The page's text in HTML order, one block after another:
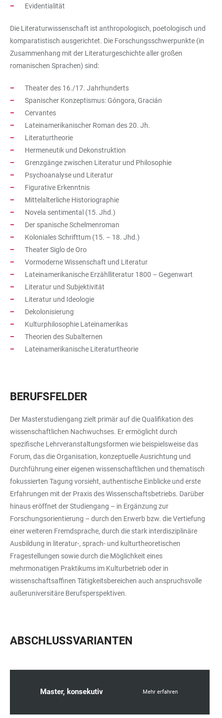
Evidentialität
Die Literaturwissenschaft ist anthropologisch, poetologisch und
komparatistisch ausgerichtet. Die Forschungsschwerpunkte (in
Zusammenhang mit der Literaturgeschichte aller großen
romanischen Sprachen) sind:
Theater des 16./17. Jahrhunderts
Spanischer Konzeptismus: Góngora, Gracián
Cervantes
Lateinamerikanischer Roman des 20. Jh.
Literaturtheorie
Hermeneutik und Dekonstruktion
Grenzgänge zwischen Literatur und Philosophie
Psychoanalyse und Literatur
Figurative Erkenntnis
Mittelalterliche Historiographie
Novela sentimental (15. Jhd.)
Der spanische Schelmenroman
Koloniales Schrifttum (15. – 18. Jhd.)
Theater Siglo de Oro
Vormoderne Wissenschaft und Literatur
Lateinamerikanische Erzählliteratur 1800 – Gegenwart
Literatur und Subjektivität
Literatur und Ideologie
Dekolonisierung
Kulturphilosophie Lateinamerikas
Theorien des Subalternen
Lateinamerikanische Literaturtheorie
BERUFSFELDER
Der Masterstudiengang zielt primär auf die Qualifikation des
wissenschaftlichen Nachwuchses. Er ermöglicht durch
spezifische Lehrveranstaltungsformen wie beispielsweise das
Forum, das die Organisation, konzeptuelle Ausrichtung und
Durchführung einer eigenen wissenschaftlichen und thematisch
fokussierten Tagung vorsieht, authentische Einblicke und erste
Erfahrungen mit der Praxis des Wissenschaftsbetriebs. Darüber
hinaus eröffnet der Studiengang – in Ergänzung zur
Forschungsorientierung – durch den Erwerb bzw. die Vertiefung
einer weiteren Fremdsprache, durch die stark interdisziplinäre
Ausbildung in literatur-, sprach- und kulturtheoretischen
Fragestellungen sowie durch die Möglichkeit eines
mehrmonatigen Praktikums im Kulturbetrieb oder in
wissenschaftsaffinen Tätigkeitsbereichen auch anspruchsvolle
außeruniversitäre Berufsperspektiven.
ABSCHLUSSVARIANTEN
Master, konsekutiv Mehr erfahren